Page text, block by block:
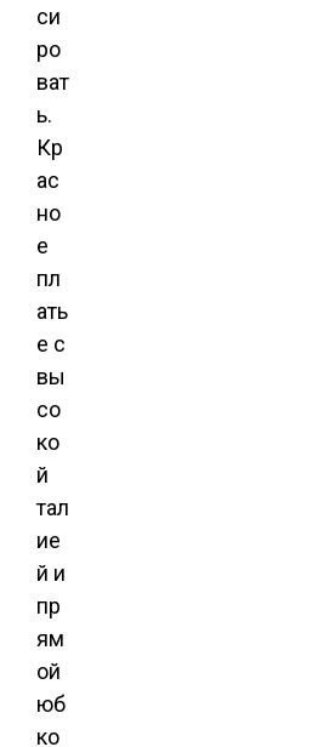
си
ро
ват
ь.
Кр
ас
но
е
пл
ать
е с
вы
со
ко
й
тал
ие
й и
пр
ям
ой
юб
ко